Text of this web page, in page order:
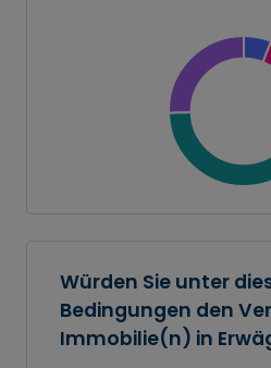
Würden Sie unter
Bedingungen den
Immobilie(n) in